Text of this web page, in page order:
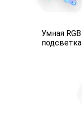
Умная RGB
подсветка